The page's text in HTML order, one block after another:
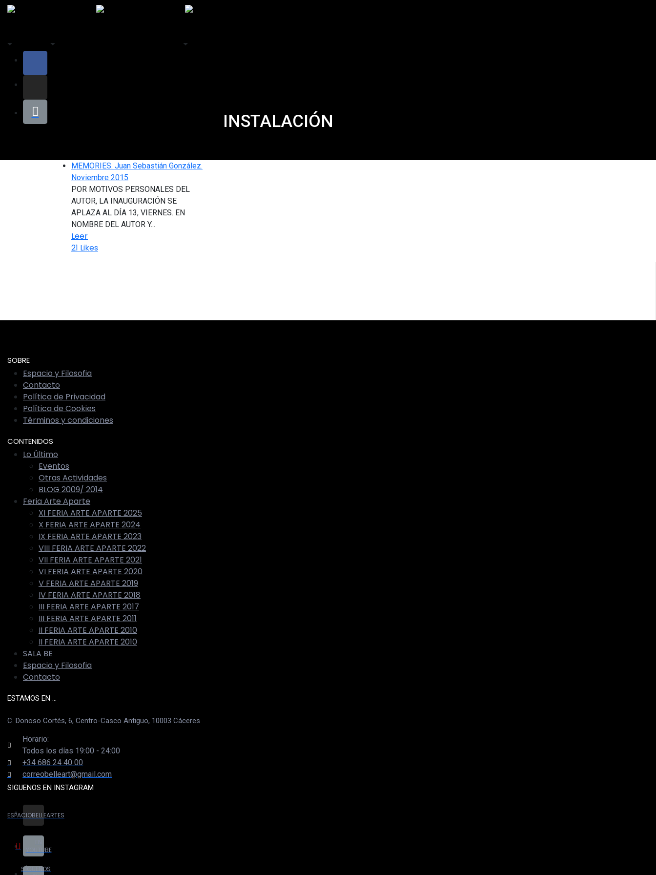
INSTALACIÓN
MEMORIES. Juan Sebastián González.
Noviembre 2015
POR MOTIVOS PERSONALES DEL
AUTOR, LA INAUGURACIÓN SE
APLAZA AL DÍA 13, VIERNES. EN
NOMBRE DEL AUTOR Y...
Leer
21 Likes
SOBRE
Espacio y Filosofia
Contacto
Política de Privacidad
Política de Cookies
Términos y condiciones
CONTENIDOS
Lo Último
Eventos
Otras Actividades
BLOG 2009/ 2014
Feria Arte Aparte
XI FERIA ARTE APARTE 2025
X FERIA ARTE APARTE 2024
IX FERIA ARTE APARTE 2023
VIII FERIA ARTE APARTE 2022
VII FERIA ARTE APARTE 2021
VI FERIA ARTE APARTE 2020
V FERIA ARTE APARTE 2019
IV FERIA ARTE APARTE 2018
III FERIA ARTE APARTE 2017
III FERIA ARTE APARTE 2011
II FERIA ARTE APARTE 2010
II FERIA ARTE APARTE 2010
SALA BE
Espacio y Filosofia
Contacto
ESTAMOS EN ...
C. Donoso Cortés, 6, Centro-Casco Antiguo, 10003 Cáceres
Horario:
Todos los días 19:00 - 24:00
+34 686 24 40 00
correobelleart@gmail.com
SIGUENOS EN INSTAGRAM
ESPACIOBELLEARTES
YOUTUBE
SÍGUENOS